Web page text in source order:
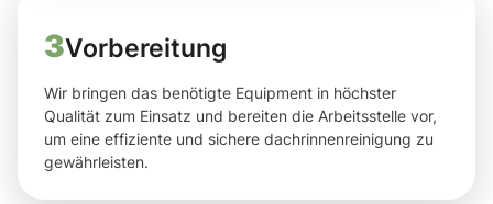
3Vorbereitung
Wir bringen das benötigte Equipment in höchster
Qualität zum Einsatz und bereiten die Arbeitsstelle vor,
um eine effiziente und sichere dachrinnenreinigung zu
gewährleisten.